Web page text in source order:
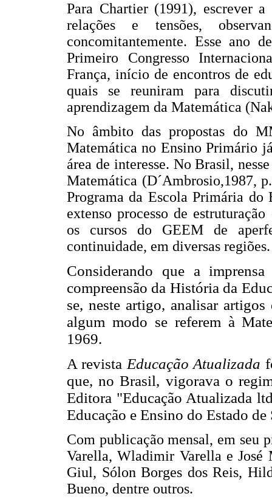
Para Chartier (1991), escrever
relações e tensões,
concomitantemente. Esse ano
Primeiro Congresso
França, início de encontros de
quais se reuniram para
aprendizagem da Matemática
No âmbito das propostas do
Matemática no Ensino Primário
área de interesse. No Brasil,
Matemática (D´Ambrosio,1987,
Programa da Escola Primária do
extenso processo de
os cursos do GEEM de
continuidade, em diversas regiões.
Considerando que a
compreensão da História da
se, neste artigo, analisar
algum modo se referem à
1969.
A revista Educação Atualizada
que, no Brasil, vigorava o
Editora "Educação Atualizada
Educação e Ensino do Estado de
Com publicação mensal, em seu
Varella, Wladimir Varella e José
Giul, Sólon Borges dos Reis,
Bueno, dentre outros.